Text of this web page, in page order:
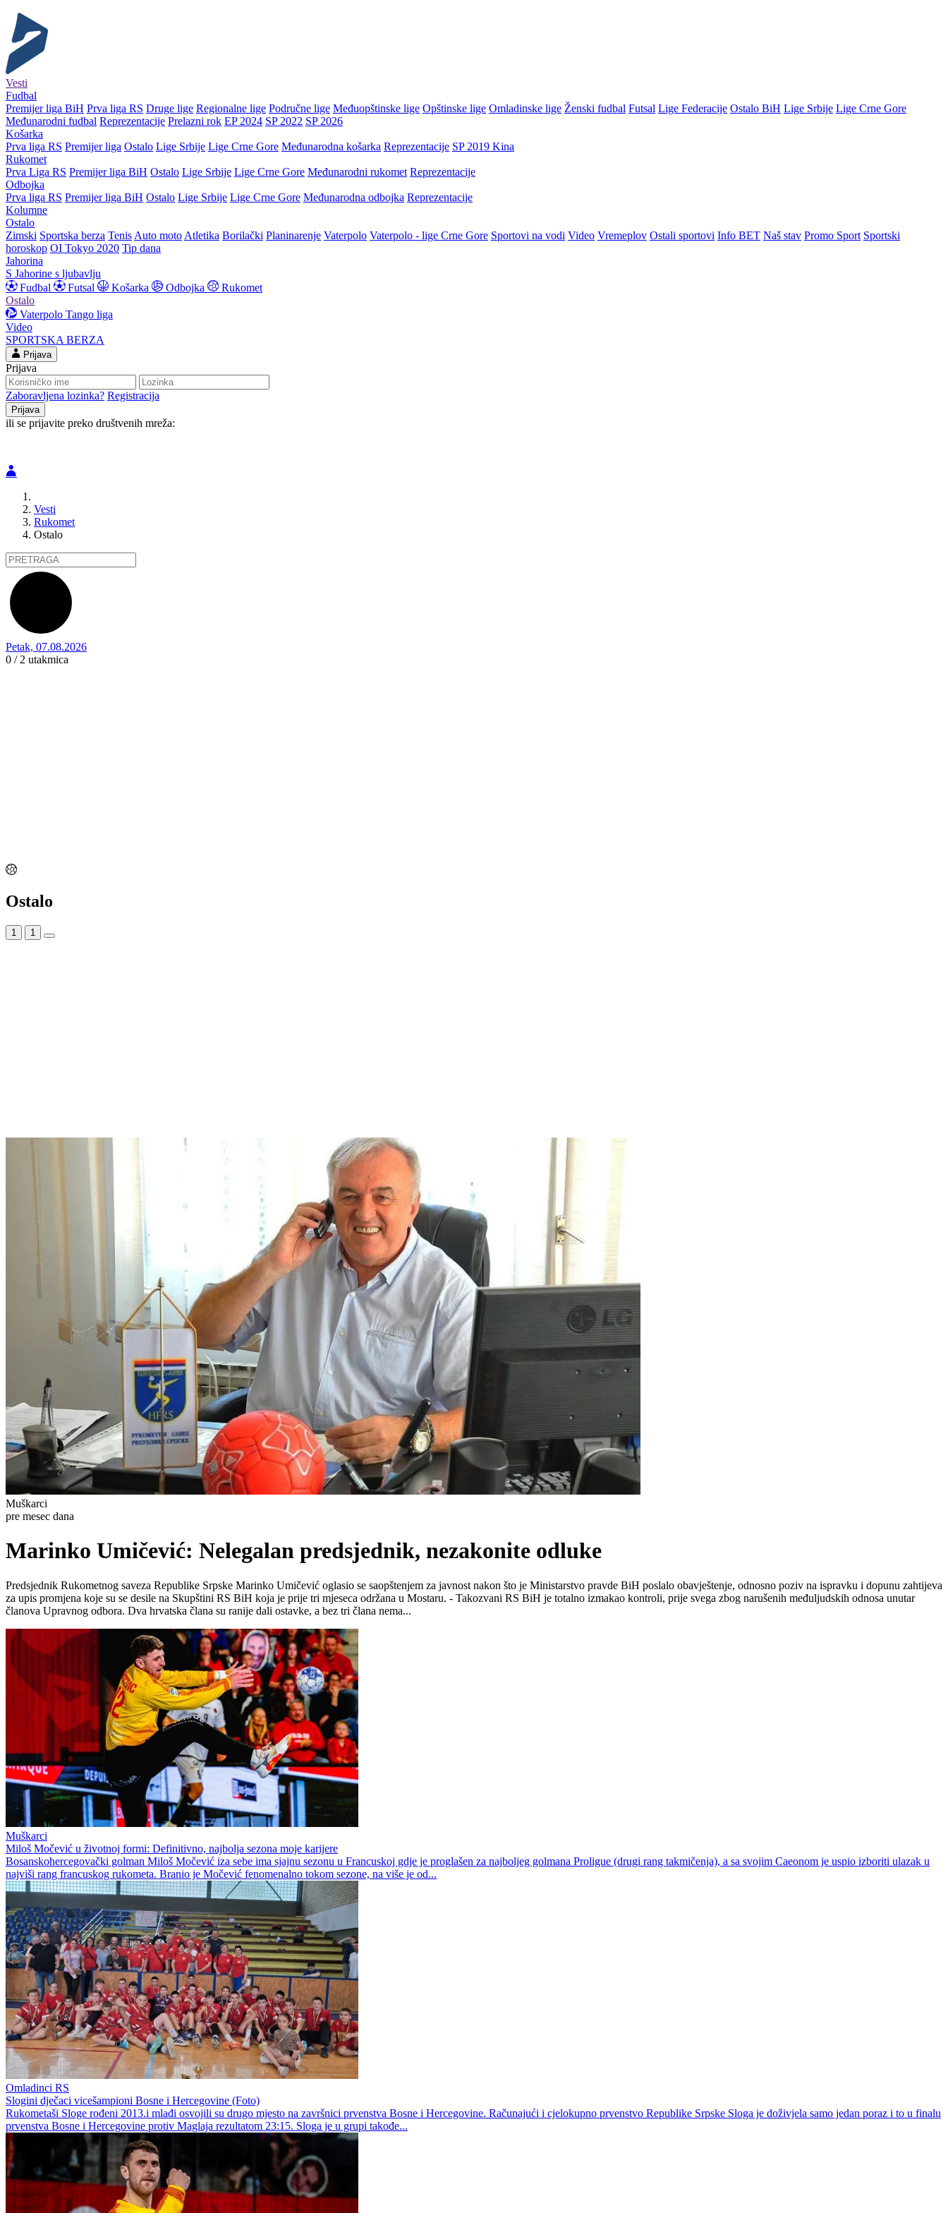
Vesti
Fudbal
Premijer liga BiH Prva liga RS Druge lige Regionalne lige Područne lige Međuopštinske lige Opštinske lige Omladinske lige Ženski fudbal Futsal Lige Federacije Ostalo BiH Lige Srbije Lige Crne Gore
Međunarodni fudbal Reprezentacije Prelazni rok EP 2024 SP 2022 SP 2026
Košarka
Prva liga RS Premijer liga Ostalo Lige Srbije Lige Crne Gore Međunarodna košarka Reprezentacije SP 2019 Kina
Rukomet
Prva Liga RS Premijer liga BiH Ostalo Lige Srbije Lige Crne Gore Međunarodni rukomet Reprezentacije
Odbojka
Prva liga RS Premijer liga BiH Ostalo Lige Srbije Lige Crne Gore Međunarodna odbojka Reprezentacije
Kolumne
Ostalo
Zimski Sportska berza Tenis Auto moto Atletika Borilački Planinarenje Vaterpolo Vaterpolo - lige Crne Gore Sportovi na vodi Video Vremeplov Ostali sportovi Info BET Naš stav Promo Sport Sportski
horoskop OI Tokyo 2020 Tip dana
Jahorina
S Jahorine s ljubavlju
Fudbal
Futsal Košarka Odbojka
Rukomet
Ostalo
Vaterpolo Tango liga
Video
SPORTSKA BERZA
Prijava
Prijava
Zaboravljena lozinka? Registracija
ili se prijavite preko društvenih mreža:
Vesti
Rukomet
Ostalo
Petak, 07.08.2026
0 / 2 utakmica
Ostalo
1 1
Muškarci
pre mesec dana
Marinko Umičević: Nelegalan predsjednik, nezakonite odluke
Predsjednik Rukometnog saveza Republike Srpske Marinko Umičević oglasio se saopštenjem za javnost nakon što je Ministarstvo pravde BiH poslalo obavještenje, odnosno poziv na ispravku i dopunu zahtijeva
za upis promjena koje su se desile na Skupštini RS BiH koja je prije tri mjeseca održana u Mostaru. - Takozvani RS BiH je totalno izmakao kontroli, prije svega zbog narušenih međuljudskih odnosa unutar
članova Upravnog odbora. Dva hrvatska člana su ranije dali ostavke, a bez tri člana nema...
Muškarci
Miloš Močević u životnoj formi: Definitivno, najbolja sezona moje karijere
Bosanskohercegovački golman Miloš Močević iza sebe ima sjajnu sezonu u Francuskoj gdje je proglašen za najboljeg golmana Proligue (drugi rang takmičenja), a sa svojim Caeonom je uspio izboriti ulazak u
najviši rang francuskog rukometa. Branio je Močević fenomenalno tokom sezone, na više je od...
Omladinci RS
Slogini dječaci vicešampioni Bosne i Hercegovine (Foto)
Rukometaši Sloge rođeni 2013.i mlađi osvojili su drugo mjesto na završnici prvenstva Bosne i Hercegovine. Računajući i cjelokupno prvenstvo Republike Srpske Sloga je doživjela samo jedan poraz i to u finalu
prvenstva Bosne i Hercegovine protiv Maglaja rezultatom 23:15. Sloga je u grupi takođe...